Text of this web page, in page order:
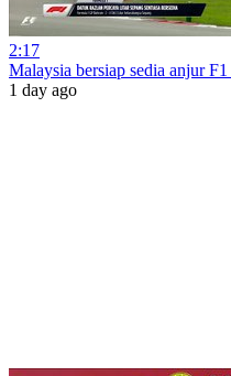
2:17
Malaysia bersiap sedia anjur
1 day ago